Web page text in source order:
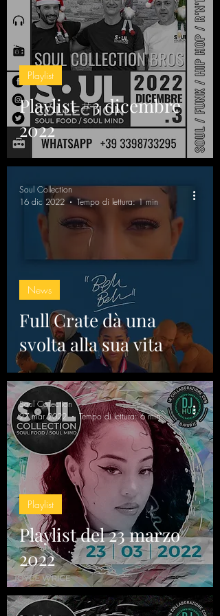
Playlist #3 dicembre
2022
Playlist
Full Crate dà una
svolta alla sua vita
News
Soul Collection
16 dic 2022
Tempo di lettura: 1 min
Playlist del 23 marzo
2022
Playlist
Soul Collection
27 mar 2022
Tempo di lettura: 6 min